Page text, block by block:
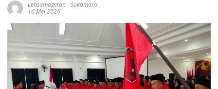
Lensamagetan-Sukomoro
16 Mei 2026